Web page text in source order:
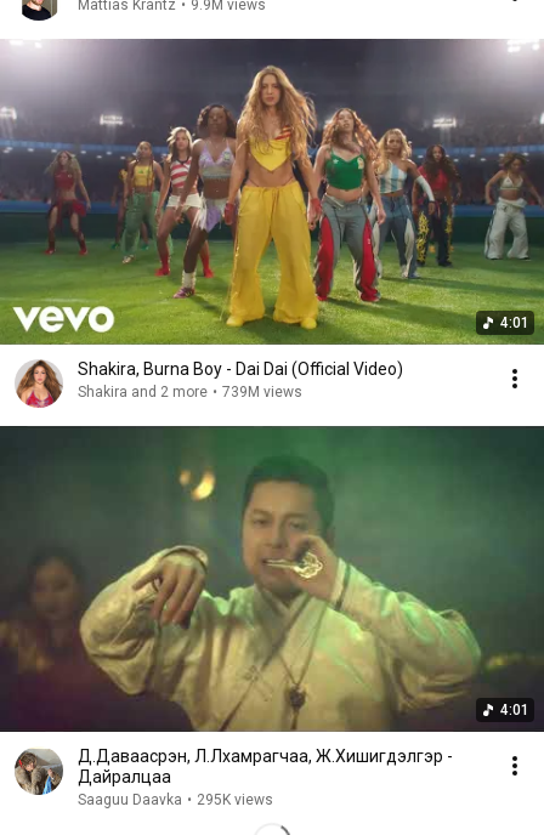
Mattias Krantz • 9.9M views
4:01
Shakira, Burna Boy - Dai Dai (Official Video)
Shakira and 2 more • 739M views
4:01
Д.Даваасүрэн, Л.Лхамрагчаа, Ж.Хишигдэлгэр -
Дайралцаа
Saaguu Daavka • 295K views